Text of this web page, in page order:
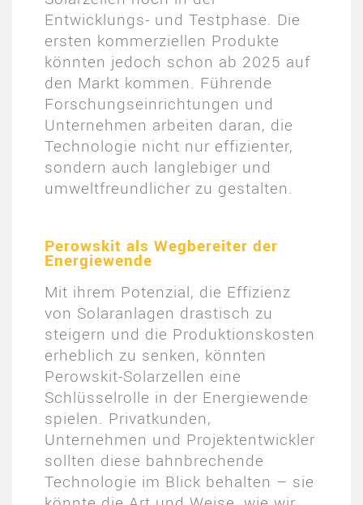
Entwicklungs- und Testphase. Die
ersten kommerziellen Produkte
könnten jedoch schon ab 2025 auf
den Markt kommen. Führende
Forschungseinrichtungen und
Unternehmen arbeiten daran, die
Technologie nicht nur effizienter,
sondern auch langlebiger und
umweltfreundlicher zu gestalten.
Perowskit als Wegbereiter der
Energiewende
Mit ihrem Potenzial, die Effizienz
von Solaranlagen drastisch zu
steigern und die Produktionskosten
erheblich zu senken, könnten
Perowskit-Solarzellen eine
Schlüsselrolle in der Energiewende
spielen. Privatkunden,
Unternehmen und Projektentwickler
sollten diese bahnbrechende
Technologie im Blick behalten – sie